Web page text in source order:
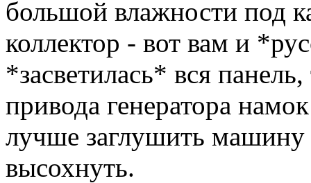
большой влажности под
коллектор - вот вам и
*засветилась* вся
привода генератора
лучше заглушить машину
высохнуть.